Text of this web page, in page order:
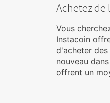
Achetez de
Vous
Instacoin
d'acheter des
nouveau
offrent un